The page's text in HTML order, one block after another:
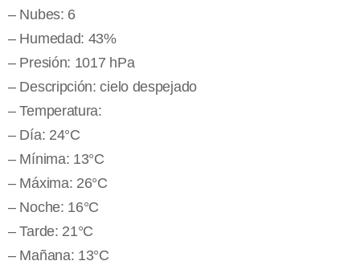
– Nubes: 6
– Humedad: 43%
– Presión: 1017 hPa
– Descripción: cielo despejado
– Temperatura:
– Día: 24°C
– Mínima: 13°C
– Máxima: 26°C
– Noche: 16°C
– Tarde: 21°C
– Mañana: 13°C